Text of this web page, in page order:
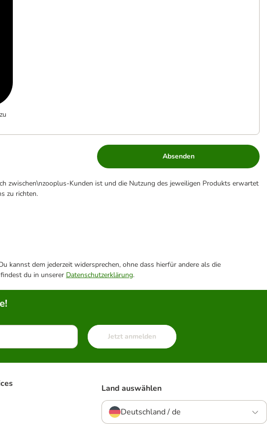
zu
Absenden
zwischen\nzooplus-Kunden ist und die Nutzung des jeweiligen Produkts erwartet
zu richten.
kannst dem jederzeit widersprechen, ohne dass hierfür andere als die
du in unserer Datenschutzerklärung.
Jetzt anmelden
Land auswählen
Deutschland / de